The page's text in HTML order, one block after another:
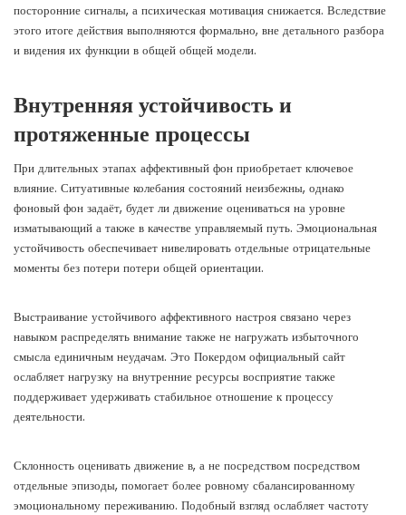
посторонние сигналы, а психическая мотивация снижается. Вследствие
этого итоге действия выполняются формально, вне детального разбора
и видения их функции в общей общей модели.
Внутренняя устойчивость и
протяженные процессы
При длительных этапах аффективный фон приобретает ключевое
влияние. Ситуативные колебания состояний неизбежны, однако
фоновый фон задаёт, будет ли движение оцениваться на уровне
изматывающий а также в качестве управляемый путь. Эмоциональная
устойчивость обеспечивает нивелировать отдельные отрицательные
моменты без потери потери общей ориентации.
Выстраивание устойчивого аффективного настроя связано через
навыком распределять внимание также не нагружать избыточного
смысла единичным неудачам. Это Покердом официальный сайт
ослабляет нагрузку на внутренние ресурсы восприятие также
поддерживает удерживать стабильное отношение к процессу
деятельности.
Склонность оценивать движение в, а не посредством посредством
отдельные эпизоды, помогает более ровному сбалансированному
эмоциональному переживанию. Подобный взгляд ослабляет частоту